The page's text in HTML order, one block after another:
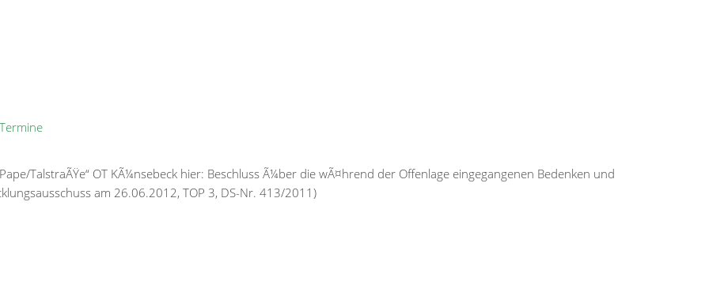
Termine
TalstraÃŸe“ OT KÃ¼nsebeck hier: Beschluss Ã¼ber die wÃ¤hrend der Offenlage eingegangenen Bedenken und
am 26.06.2012, TOP 3, DS-Nr. 413/2011)